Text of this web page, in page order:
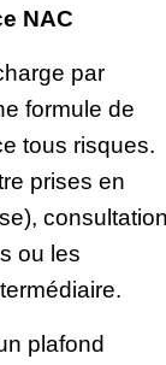
NAC
par
formule de
tous risques.
prises en
ou les
plafond